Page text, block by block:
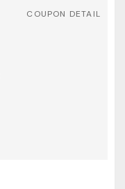
COUPON DETAIL